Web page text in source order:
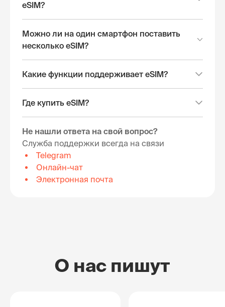
eSIM?
Можно ли на один смартфон поставить
несколько eSIM?
Какие функции поддерживает eSIM?
Где купить eSIM?
Не нашли ответа на свой вопрос?
Служба поддержки всегда на связи
Telegram
Онлайн-чат
Электронная почта
О нас пишут